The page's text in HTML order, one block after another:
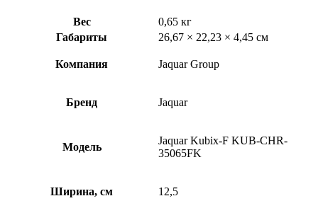
Вес
0,65 кг
Габариты
26,67 × 22,23 × 4,45 см
Компания Jaquar Group
Бренд Jaquar
Модель
Jaquar Kubix-F KUB-CHR-
35065FK
Ширина, см 12,5